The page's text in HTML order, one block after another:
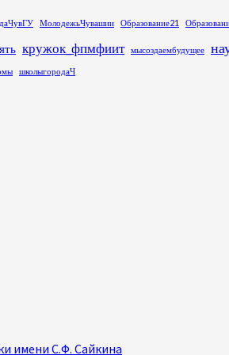
МолодежьЧувашии Образование21
кружок_фпмфиит мысоздаембудущее
школыгородаЧ
имени С.Ф. Сайкина